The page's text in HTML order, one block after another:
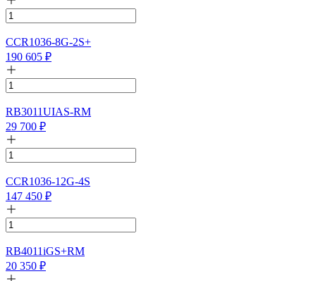
CCR1036-8G-2S+
190 605 ₽
RB3011UIAS-RM
29 700 ₽
CCR1036-12G-4S
147 450 ₽
RB4011iGS+RM
20 350 ₽